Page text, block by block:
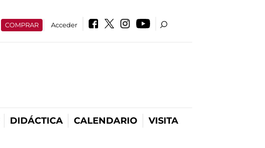
COMPRAR Acceder
DIDÁCTICA CALENDARIO VISITA